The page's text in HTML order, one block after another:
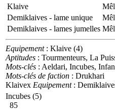
Klaive
Demiklaives - lame unique
Demiklaives - lames jumelles
Equipement: Klaive (4)
Aptitudes : Tourmenteurs, La
Mots-clés : Aeldari, Incubes,
Mots-clés de faction : Drukhari
Klaivex Equipement:
Incubes (5)
85